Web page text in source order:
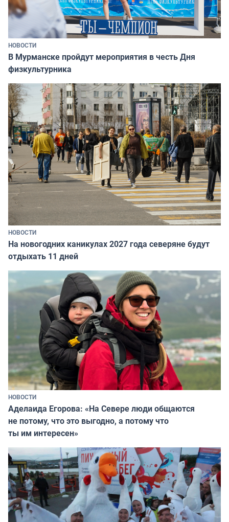
НОВОСТИ
В Мурманске пройдут мероприятия в честь Дня
физкультурника
НОВОСТИ
На новогодних каникулах 2027 года северяне будут
отдыхать 11 дней
НОВОСТИ
Аделаида Егорова: «На Севере люди общаются
не потому, что это выгодно, а потому что
ты им интересен»